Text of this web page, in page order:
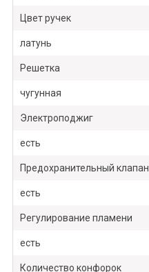
Цвет ручек
латунь
Решетка
чугунная
Электроподжиг
есть
Предохранительный клапан
есть
Регулирование пламени
есть
Количество конфорок